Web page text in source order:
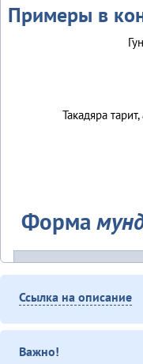
Примеры в
Такадяра
Форма
Алагуды совет (2013)
Дуннэ баилин. «Бугава
Куюмбаӈи нонопты
Ссылка на описание
Важно!